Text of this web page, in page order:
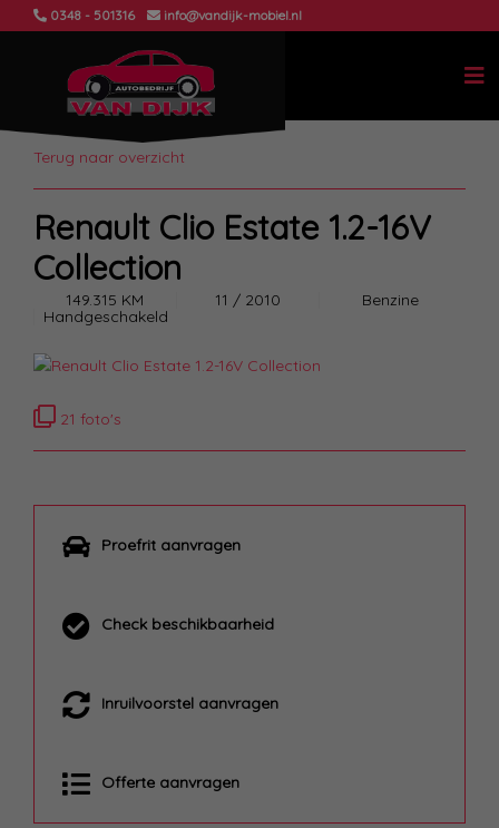
0348 - 501316 info@vandijk-mobiel.nl
Terug naar overzicht
Renault Clio Estate 1.2-16V
Collection
149.315 KM 11 / 2010
Benzine
Handgeschakeld
21 foto's
Proefrit aanvragen
Check beschikbaarheid
Inruilvoorstel aanvragen
Offerte aanvragen